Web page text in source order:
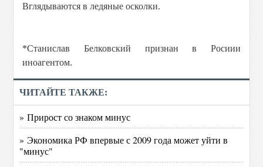
Вглядываются в ледяные осколки.
*Станислав Белковский признан в Росиии
иноагентом.
ЧИТАЙТЕ ТАКЖЕ:
» Прирост со знаком минус
» Экономика РФ впервые с 2009 года может уйти в
"минус"